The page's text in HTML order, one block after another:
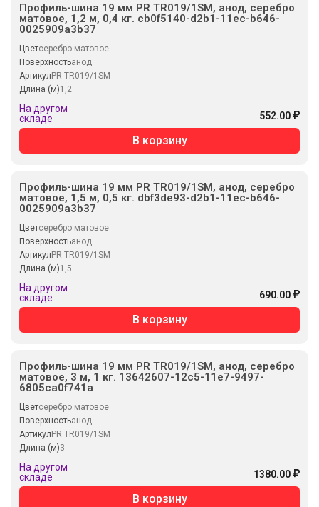
Профиль-шина 19 мм PR TR019/1SM, анод, серебро
матовое, 1,2 м, 0,4 кг. cb0f5140-d2b1-11ec-b646-
0025909a3b37
Цветсеребро матовое
Поверхностьанод
АртикулPR TR019/1SM
Длина (м)1,2
На другом
складе
552.00
В корзину
Профиль-шина 19 мм PR TR019/1SM, анод, серебро
матовое, 1,5 м, 0,5 кг. dbf3de93-d2b1-11ec-b646-
0025909a3b37
Цветсеребро матовое
Поверхностьанод
АртикулPR TR019/1SM
Длина (м)1,5
На другом
складе
690.00
В корзину
Профиль-шина 19 мм PR TR019/1SM, анод, серебро
матовое, 3 м, 1 кг. 13642607-12c5-11e7-9497-
6805ca0f741a
Цветсеребро матовое
Поверхностьанод
АртикулPR TR019/1SM
Длина (м)3
На другом
складе
1380.00
В корзину